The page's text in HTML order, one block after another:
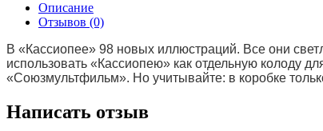
Описание
Отзывов (0)
В «Кассиопее» 98 новых иллюстраций. Все они
использовать «Кассиопею» как отдельную колоду
«Союзмультфильм». Но учитывайте: в коробке
Написать отзыв